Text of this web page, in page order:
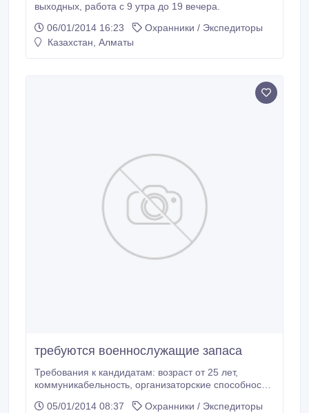
выходных, работа с 9 утра до 19 вечера.
06/01/2014 16:23
Охранники / Экспедиторы
Казахстан, Алматы
требуются военнослужащие запаса
Требования к кандидатам: возраст от 25 лет,
коммуникабельность, организаторские способности,
самостоятельно, ответственность. Дипломатичность
05/01/2014 08:37
Охранники / Экспедиторы